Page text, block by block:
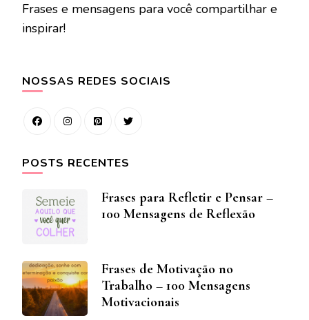
Frases e mensagens para você compartilhar e
inspirar!
NOSSAS REDES SOCIAIS
POSTS RECENTES
Frases para Refletir e Pensar –
100 Mensagens de Reflexão
Frases de Motivação no
Trabalho – 100 Mensagens
Motivacionais